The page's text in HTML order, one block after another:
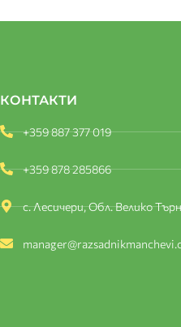
КОНТАКТИ
+359 887 377 019
+359 878 285866
с. Лесичери, Обл. Велико